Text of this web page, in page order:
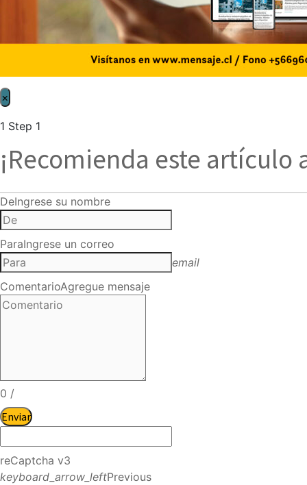
×
1 Step 1
¡Recomienda este artículo
DeIngrese su nombre
ParaIngrese un correo
email
ComentarioAgregue mensaje
0 /
Enviar
reCaptcha v3
keyboard_arrow_leftPrevious